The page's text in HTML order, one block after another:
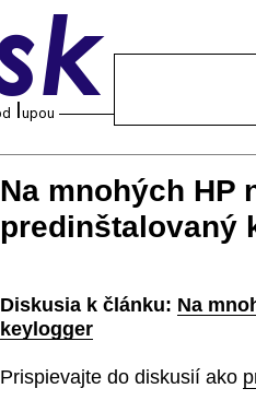
Na mnohých HP
predinštalovaný
Diskusia k článku: Na
keylogger
Prispievajte do diskusií ako